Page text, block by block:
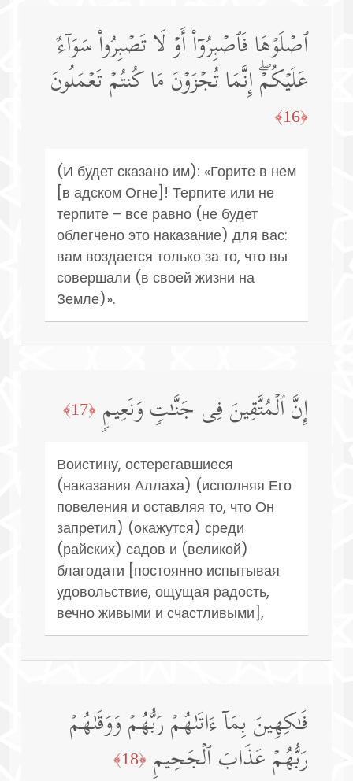
ٱصۡلَوۡهَا فَٱصۡبِرُوۤا۟ أَوۡ لَا تَصۡبِرُوا۟ سَوَاۤءٌ
عَلَیۡكُمۡۖ إِنَّمَا تُجۡزَوۡنَ مَا كُنتُمۡ تَعۡمَلُونَ
﴿16﴾
(И будет сказано им): «Горите в нем
[в адском Огне]! Терпите или не
терпите – все равно (не будет
облегчено это наказание) для вас:
вам воздается только за то, что вы
совершали (в своей жизни на
Земле)».
إِنَّ ٱلۡمُتَّقِینَ فِی جَنَّـٰتࣲ وَنَعِیمࣲ ﴿17﴾
Воистину, остерегавшиеся
(наказания Аллаха) (исполняя Его
повеления и оставляя то, что Он
запретил) (окажутся) среди
(райских) садов и (великой)
благодати [постоянно испытывая
удовольствие, ощущая радость,
вечно живыми и счастливыми],
فَـٰكِهِینَ بِمَاۤ ءَاتَىٰهُمۡ رَبُّهُمۡ وَوَقَىٰهُمۡ
رَبُّهُمۡ عَذَابَ ٱلۡجَحِیمِ ﴿18﴾